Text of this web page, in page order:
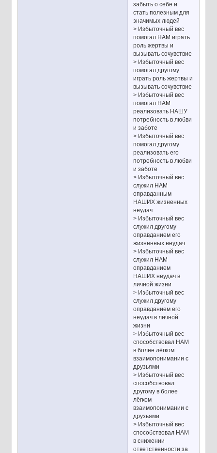
забыть о себе и
стать полезным для
значимых людей
> Избыточный вес
помогал НАМ играть
роль жертвы и
вызывать сочувствие
> Избыточный вес
помогал другому
играть роль жертвы и
вызывать сочувствие
> Избыточный вес
помогал НАМ
реализовать НАШУ
потребность в любви
и заботе
> Избыточный вес
помогал другому
реализовать его
потребность в любви
и заботе
> Избыточный вес
служил НАМ
оправданным
НАШИХ жизненных
неудач
> Избыточный вес
служил другому
оправданием его
жизненных неудач
> Избыточный вес
служил НАМ
оправданием
НАШИХ неудач в
личной жизни
> Избыточный вес
служил другому
оправданием его
неудач в личной
жизни
> Избыточный вес
способствовал НАМ
в более лёгком
взаимопонимании с
друзьями
> Избыточный вес
способствовал
другому в более
лёгком
взаимопонимании с
друзьями
> Избыточный вес
способствовал НАМ
в снижении
ответственности за